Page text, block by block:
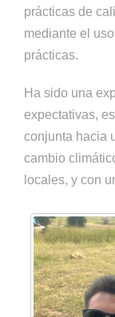
prácticas de
mediante el
prácticas.
Ha sido una
expectativas,
conjunta hacia
cambio
locales, y con